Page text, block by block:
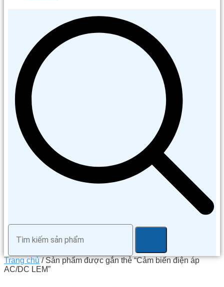
Trang chủ/ Sản phẩm được gắn thẻ “Cảm biến điện áp
AC/DC LEM”